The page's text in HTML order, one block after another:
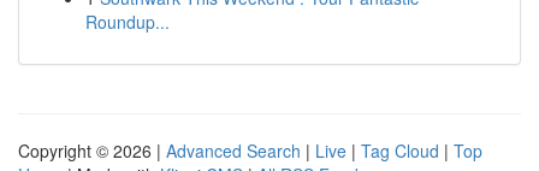
Roundup...
Copyright © 2026 | Advanced Search | Live | Tag Cloud | Top